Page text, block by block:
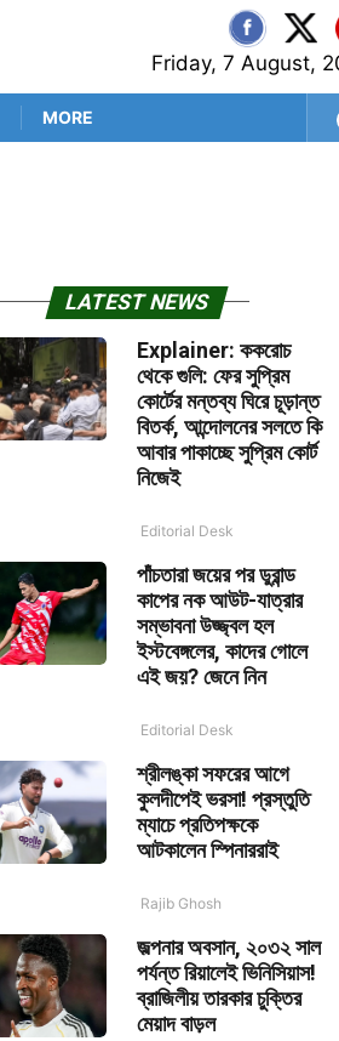
Friday, 7 August,
MORE
LATEST NEWS
Explainer: ককরোচ
থেকে গুলি: ফের সুপ্রিম
কোর্টের মন্তব্য ঘিরে চূড়ান্ত
বিতর্ক, আন্দোলনের সলতে কি
আবার পাকাচ্ছে সুপ্রিম কোর্ট
নিজেই
Editorial Desk
পাঁচতারা জয়ের পর ডুরান্ড
কাপের নক আউট-যাত্রার
সম্ভাবনা উজ্জ্বল হল
ইস্টবেঙ্গলের, কাদের গোলে
এই জয়? জেনে নিন
Editorial Desk
শ্রীলঙ্কা সফরের আগে
কুলদীপেই ভরসা! প্রস্তুতি
ম্যাচে প্রতিপক্ষকে
আটকালেন স্পিনাররাই
Rajib Ghosh
জল্পনার অবসান, ২০৩২ সাল
পর্যন্ত রিয়ালেই ভিনিসিয়াস!
ব্রাজিলীয় তারকার চুক্তির
মেয়াদ বাড়ল